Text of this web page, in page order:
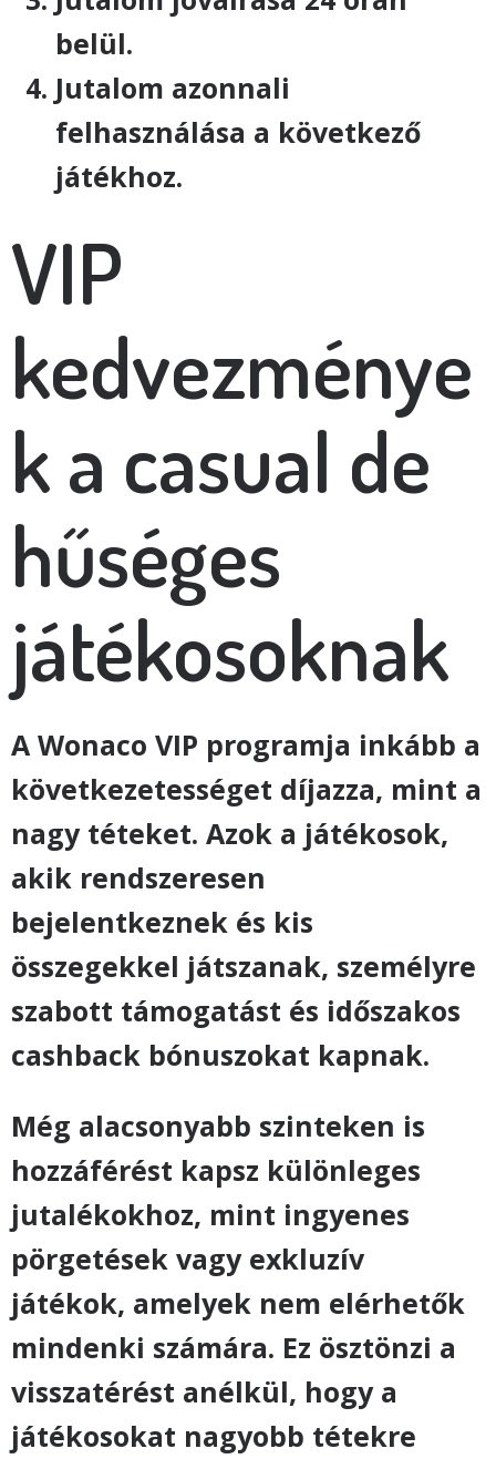
belül.
Jutalom azonnali
felhasználása a következő
játékhoz.
VIP
kedvezménye
k a casual de
hűséges
játékosoknak
A Wonaco VIP programja inkább a
következetességet díjazza, mint a
nagy téteket. Azok a játékosok,
akik rendszeresen
bejelentkeznek és kis
összegekkel játszanak, személyre
szabott támogatást és időszakos
cashback bónuszokat kapnak.
Még alacsonyabb szinteken is
hozzáférést kapsz különleges
jutalékokhoz, mint ingyenes
pörgetések vagy exkluzív
játékok, amelyek nem elérhetők
mindenki számára. Ez ösztönzi a
visszatérést anélkül, hogy a
játékosokat nagyobb tétekre